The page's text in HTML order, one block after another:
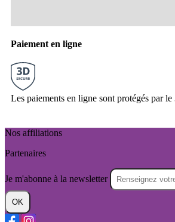
Paiement en ligne
Les paiements en ligne sont protégés par le
Nos affiliations
Partenaires
Je m'abonne à la newsletter
OK